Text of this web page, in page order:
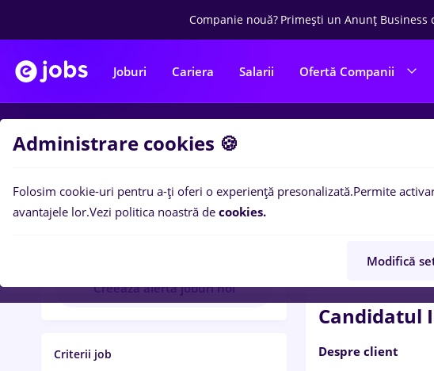
Companie nouă? Primești un Anunț Business
Joburi Cariera Salarii Ofertă Companii
Creează alertă joburi noi
Criterii job
Getfrankly3 poziții
Candidatul
Despre client
Administrare cookies 🍪
Folosim cookie-uri pentru a-ți oferi o experiență presonalizată.Permite
avantajele lor.Vezi politica noastră de cookies.
Modifică